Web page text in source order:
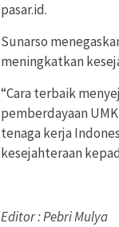
pasar.id.
Sunarso
meningkatkan
“Cara terbaik
pemberdayaan
tenaga kerja
kesejahteraan
Editor : Pebri Mulya